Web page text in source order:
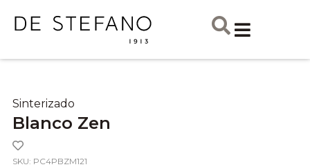
Sinterizado
Blanco Zen
SKU: PC4PBZM121